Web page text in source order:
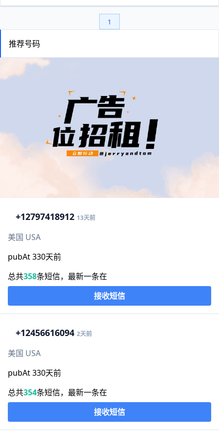
1
推荐号码
+12797418912 13天前
美国 USA
pubAt 330天前
总共358条短信，最新一条在
接收短信
+12456616094 2天前
美国 USA
pubAt 330天前
总共354条短信，最新一条在
接收短信